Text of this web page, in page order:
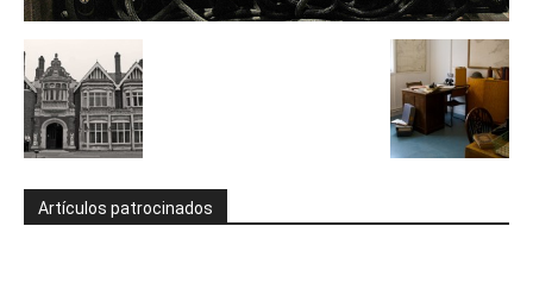
Artículos patrocinados